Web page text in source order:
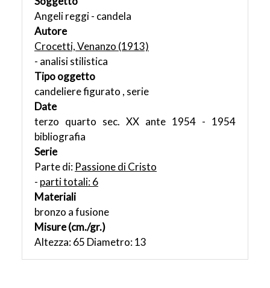
Angeli reggi - candela
Autore
Crocetti, Venanzo (1913)
- analisi stilistica
Tipo oggetto
candeliere figurato , serie
Date
terzo quarto sec. XX ante 1954 - 1954
bibliografia
Serie
Parte di: Passione di Cristo
- parti totali: 6
Materiali
bronzo a fusione
Misure (cm./gr.)
Altezza: 65 Diametro: 13